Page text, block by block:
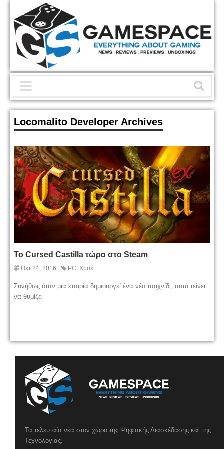
Locomalito Developer Archives
Το Cursed Castilla τώρα στο Steam
Οκτ 24, 2016 PC, Xbox
Συνήθως όταν μια εταιρία δημιουργεί ένα νέο παιχνίδι, αυτό τείνει
να θυμίζει
Τα τελευταία νέα στον χώρο της Ψηφιακής Διασκέδασης και της
Τεχνολογίας.